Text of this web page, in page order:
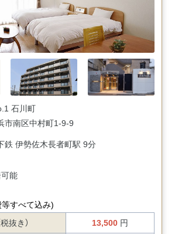
石川町
市南区中村町1-9-9
鉄 伊勢佐木長者町駅 9分
能
すべて込み)
税抜き） 13,500 円